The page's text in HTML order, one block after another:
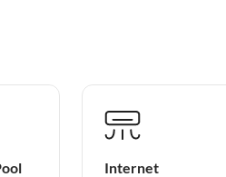
Internet